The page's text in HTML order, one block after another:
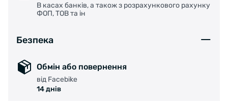
В касах банків, а також з розрахункового рахунку
ФОП, ТОВ та ін
Безпека
Обмін або повернення
від Facebike
14 днів